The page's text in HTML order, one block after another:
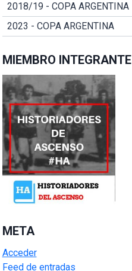
2018/19 - COPA ARGENTINA
2023 - COPA ARGENTINA
MIEMBRO INTEGRANTE
META
Acceder
Feed de entradas